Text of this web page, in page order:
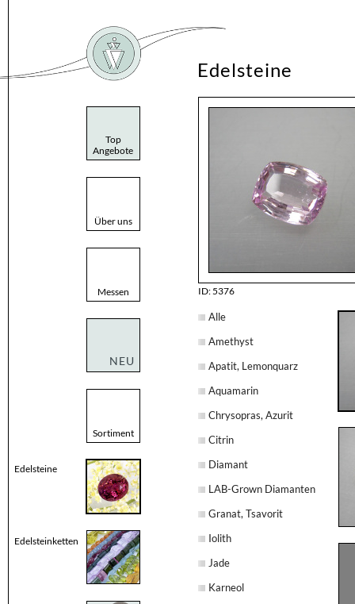
Top
Angebote
Über uns
Messen
NEU
Sortiment
Edelsteine
Edelsteinketten
Edelsteine
ID: 5376
Alle
Amethyst
Apatit, Lemonquarz
Aquamarin
Chrysopras, Azurit
Citrin
Diamant
LAB-Grown Diamanten
Granat, Tsavorit
Iolith
Jade
Karneol